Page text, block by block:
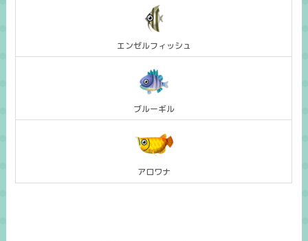
エンゼルフィッシュ
ブルーギル
アロワナ